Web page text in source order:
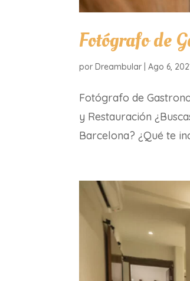
Fotógrafo de
porDreambular |Ago 6,
Fotógrafo de
y Restauración
Barcelona? ¿Qué te